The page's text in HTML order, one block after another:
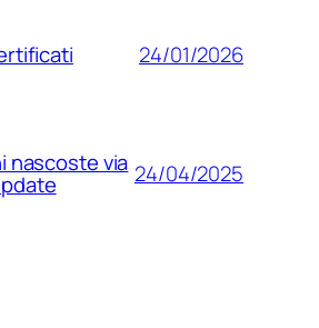
24/01/2026
nascoste via 24/04/2025